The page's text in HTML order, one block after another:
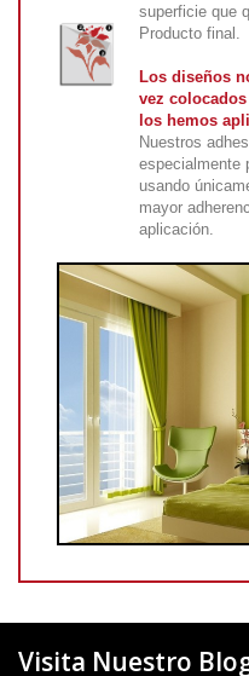
superficie que
Producto final.
Los diseños
vez
los hemos
Nuestros
especialmente
usando
mayor
aplicación.
Visita Nuestro